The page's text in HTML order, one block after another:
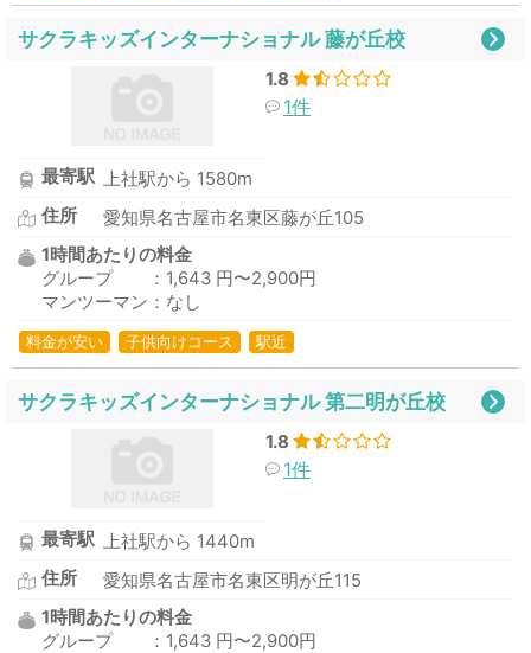
サクラキッズインターナショナル 藤が丘校
1.8
1件
最寄駅 上社駅から 1580m
住所
愛知県名古屋市名東区藤が丘105
1時間あたりの料金
グループ ：1,643 円〜2,900円
マンツーマン：なし
料金が安い 子供向けコース 駅近
サクラキッズインターナショナル 第二明が丘校
1.8
1件
最寄駅 上社駅から 1440m
住所
愛知県名古屋市名東区明が丘115
1時間あたりの料金
グループ ：1,643 円〜2,900円